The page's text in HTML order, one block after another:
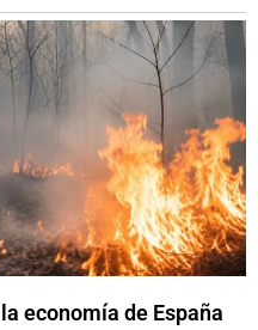
economía de España